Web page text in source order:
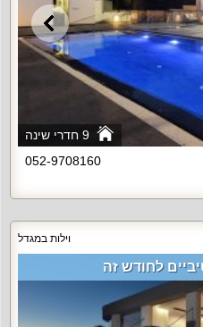
9 חדרי שינה
052-9708160
וילות במגדל
לחודש זה